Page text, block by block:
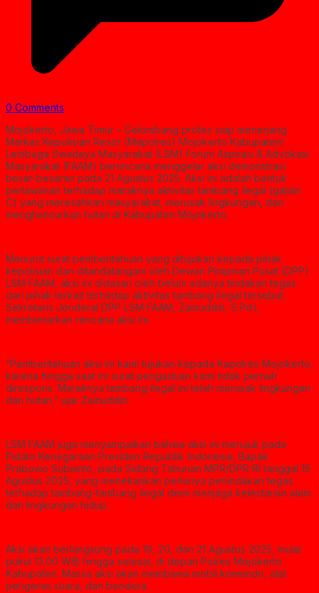
0 Comments
Mojokerto, Jawa Timur – Gelombang protes siap menerjang
Markas Kepolisian Resor (Mapolres) Mojokerto Kabupaten!
Lembaga Swadaya Masyarakat (LSM) Forum Aspirasi & Advokasi
Masyarakat (FAAM) berencana menggelar aksi demonstrasi
besar-besaran pada 21 Agustus 2025. Aksi ini adalah bentuk
perlawanan terhadap maraknya aktivitas tambang ilegal (galian
C) yang meresahkan masyarakat, merusak lingkungan, dan
menghancurkan hutan di Kabupaten Mojokerto.
Menurut surat pemberitahuan yang ditujukan kepada pihak
kepolisian dan ditandatangani oleh Dewan Pimpinan Pusat (DPP)
LSM FAAM, aksi ini didasari oleh belum adanya tindakan tegas
dari pihak terkait terhadap aktivitas tambang ilegal tersebut.
Sekretaris Jenderal DPP LSM FAAM, Zainuddin, S.Pd.I,
membenarkan rencana aksi ini.
“Pemberitahuan aksi ini kami tujukan kepada Kapolres Mojokerto,
karena hingga saat ini surat pengaduan kami tidak pernah
direspons. Maraknya tambang ilegal ini telah merusak lingkungan
dan hutan,” ujar Zainuddin.
LSM FAAM juga menyampaikan bahwa aksi ini merujuk pada
Pidato Kenegaraan Presiden Republik Indonesia, Bapak
Prabowo Subianto, pada Sidang Tahunan MPR/DPR RI tanggal 15
Agustus 2025, yang menekankan perlunya penindakan tegas
terhadap tambang-tambang ilegal demi menjaga kelestarian alam
dan lingkungan hidup.
Aksi akan berlangsung pada 19, 20, dan 21 Agustus 2025, mulai
pukul 13.00 WIB hingga selesai, di depan Polres Mojokerto
Kabupaten. Massa aksi akan membawa mobil komando, alat
pengeras suara, dan bendera.